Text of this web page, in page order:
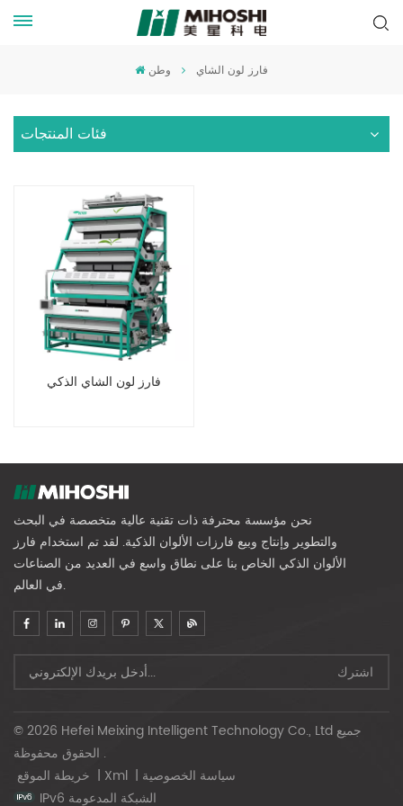
وطن فارز لون الشاي
فئات المنتجات
فارز لون الشاي الذكي
نحن مؤسسة محترفة ذات تقنية عالية متخصصة في البحث
والتطوير وإنتاج وبيع فارزات الألوان الذكية. لقد تم استخدام فارز
الألوان الذكي الخاص بنا على نطاق واسع في العديد من الصناعات
في العالم.
© 2026 Hefei Meixing Intelligent Technology Co., Ltd جميع
الحقوق محفوظة .
| Xml | سياسة الخصوصية
IPv6 الشبكة المدعومة